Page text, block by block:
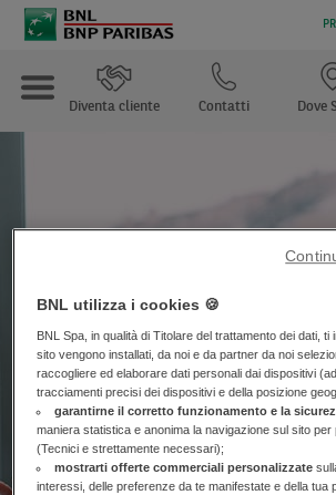
Dove
Contatti
Diventa cliente
Revolution
CONTATTACI
BNL utilizza i cookies 🍪
BNL Spa, in qualità di Titolare del trattamento dei dati,
sito vengono installati, da noi e da partner da noi
raccogliere ed elaborare dati personali dai dispositivi
tracciamenti precisi dei dispositivi e della posizione
garantirne il corretto funzionamento e la
maniera statistica e anonima la navigazione sul sito per
(Tecnici e strettamente necessari);
mostrarti offerte commerciali personalizzate
interessi, delle preferenze da te manifestate e della tua